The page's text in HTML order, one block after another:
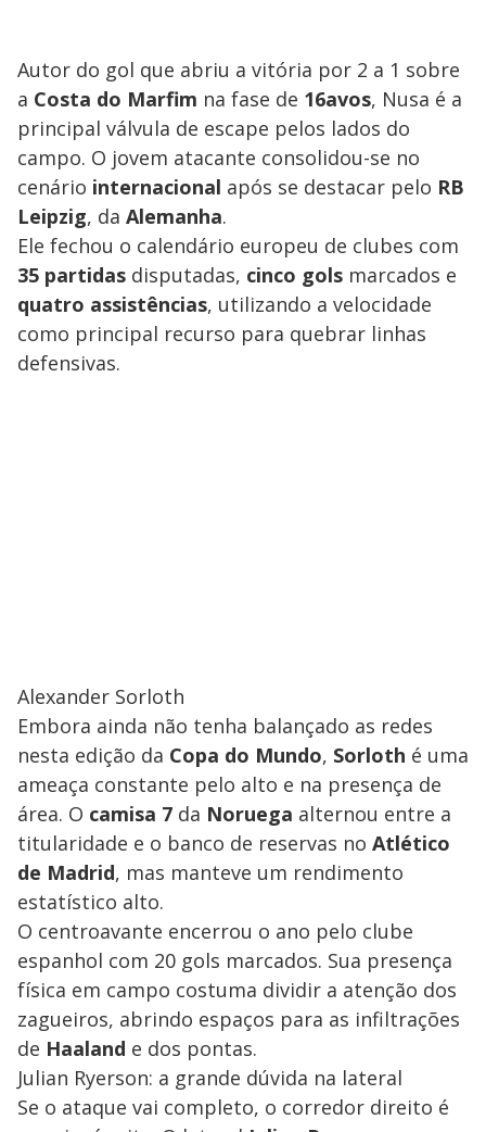
Autor do gol que abriu a vitória por 2 a 1 sobre
a Costa do Marfim na fase de 16avos, Nusa é a
principal válvula de escape pelos lados do
campo. O jovem atacante consolidou-se no
cenário internacional após se destacar pelo RB
Leipzig, da Alemanha.
Ele fechou o calendário europeu de clubes com
35 partidas disputadas, cinco gols marcados e
quatro assistências, utilizando a velocidade
como principal recurso para quebrar linhas
defensivas.
Alexander Sorloth
Embora ainda não tenha balançado as redes
nesta edição da Copa do Mundo, Sorloth é uma
ameaça constante pelo alto e na presença de
área. O camisa 7 da Noruega alternou entre a
titularidade e o banco de reservas no Atlético
de Madrid, mas manteve um rendimento
estatístico alto.
O centroavante encerrou o ano pelo clube
espanhol com 20 gols marcados. Sua presença
física em campo costuma dividir a atenção dos
zagueiros, abrindo espaços para as infiltrações
de Haaland e dos pontas.
Julian Ryerson: a grande dúvida na lateral
Se o ataque vai completo, o corredor direito é